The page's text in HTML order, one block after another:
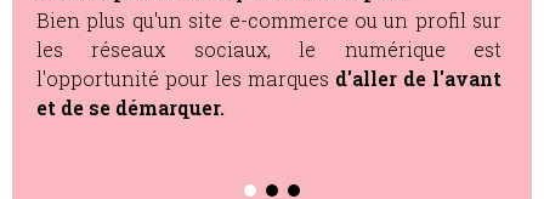
Bien plus qu'un site e-commerce ou un profil sur
les réseaux sociaux, le numérique est
l'opportunité pour les marques d'aller de l'avant
et de se démarquer.